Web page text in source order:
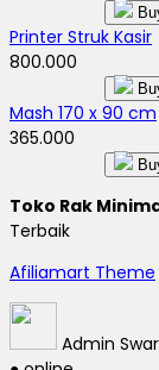
Printer Struk Kasir
800.000
Mash 170 x 90 cm
365.000
Toko Rak
Terbaik
Afiliamart Theme
Admin